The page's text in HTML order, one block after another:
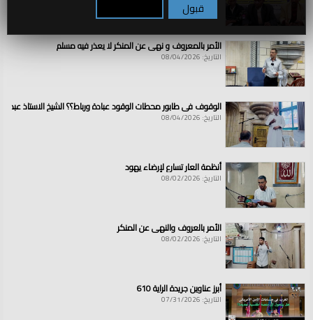
قبول
الأمر بالمعروف و نهي عن المنكر لا يعذر فيه مسلم
التاريخ: 08/04/2026
الوقوف في طابور محطات الوقود عبادة ورباط؟؟ الشيخ الاستاذ عبد
التاريخ: 08/04/2026
أنظمة العار تسارع لإرضاء يهود
التاريخ: 08/02/2026
الأمر بالعروف والنهي عن المنكر
التاريخ: 08/02/2026
أبرز عناوين جريدة الراية 610
التاريخ: 07/31/2026